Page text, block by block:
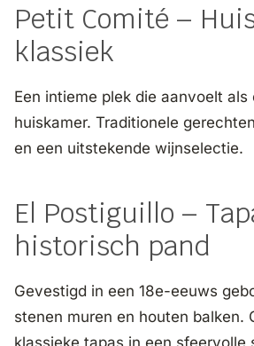
Petit Comité –
klassiek
Een intieme plek die aanvoelt als
huiskamer. Traditionele
en een uitstekende wijnselectie.
El Postiguillo –
historisch pand
Gevestigd in een 18e-eeuws
stenen muren en houten balken.
klassieke tapas in een sfeervolle